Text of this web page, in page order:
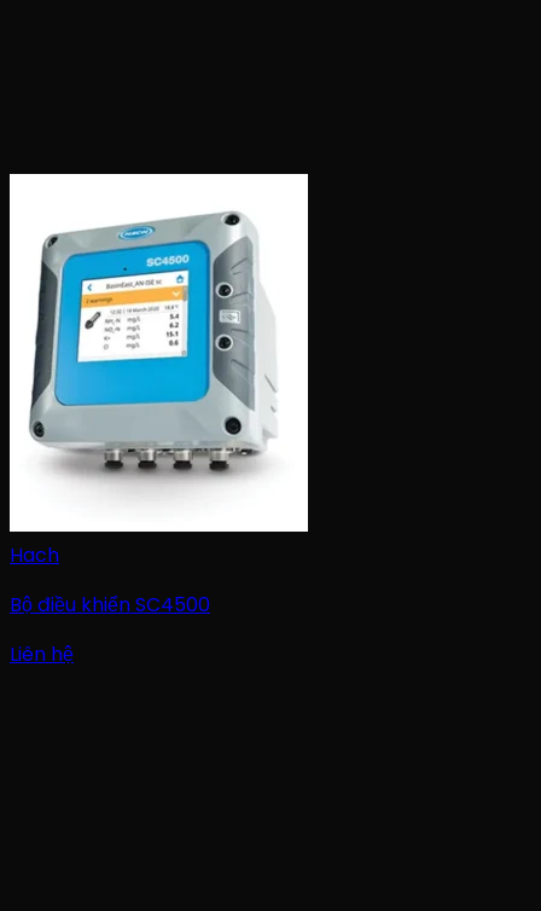
Hach
Bộ điều khiển SC4500
Liên hệ